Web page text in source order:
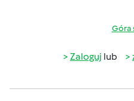
Góra
Zaloguj lub